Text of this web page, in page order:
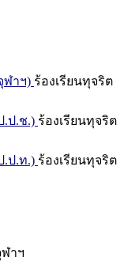
ฬาฯ) ร้องเรียนทุจริต
.ป.ช.) ร้องเรียนทุจริต
.ป.ท.) ร้องเรียนทุจริต
าฯ